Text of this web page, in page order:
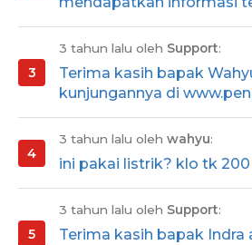
3 tahun lalu oleh Support:
Terima kasih bapak
kunjungannya di
3 tahun lalu oleh wahyu:
ini pakai listrik? klo tk
3 tahun lalu oleh Support:
Terima kasih bapak Indra